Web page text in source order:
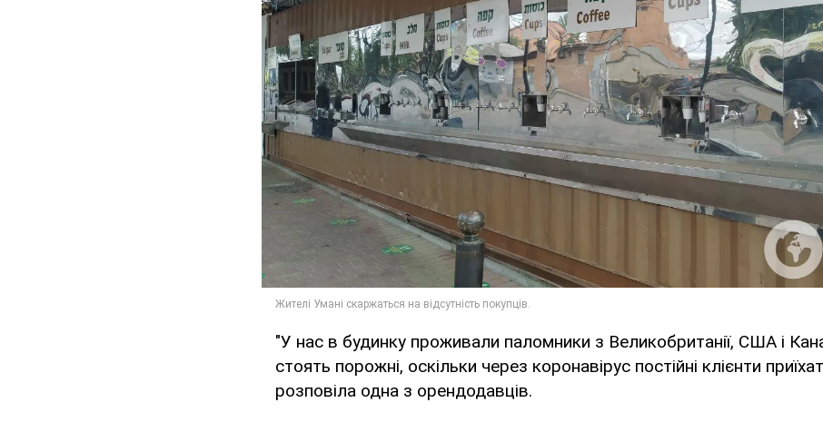
"У нас в будинку проживали паломники з Великобританії, США і
стоять порожні, оскільки через коронавірус постійні клієнти
розповіла одна з орендодавців.